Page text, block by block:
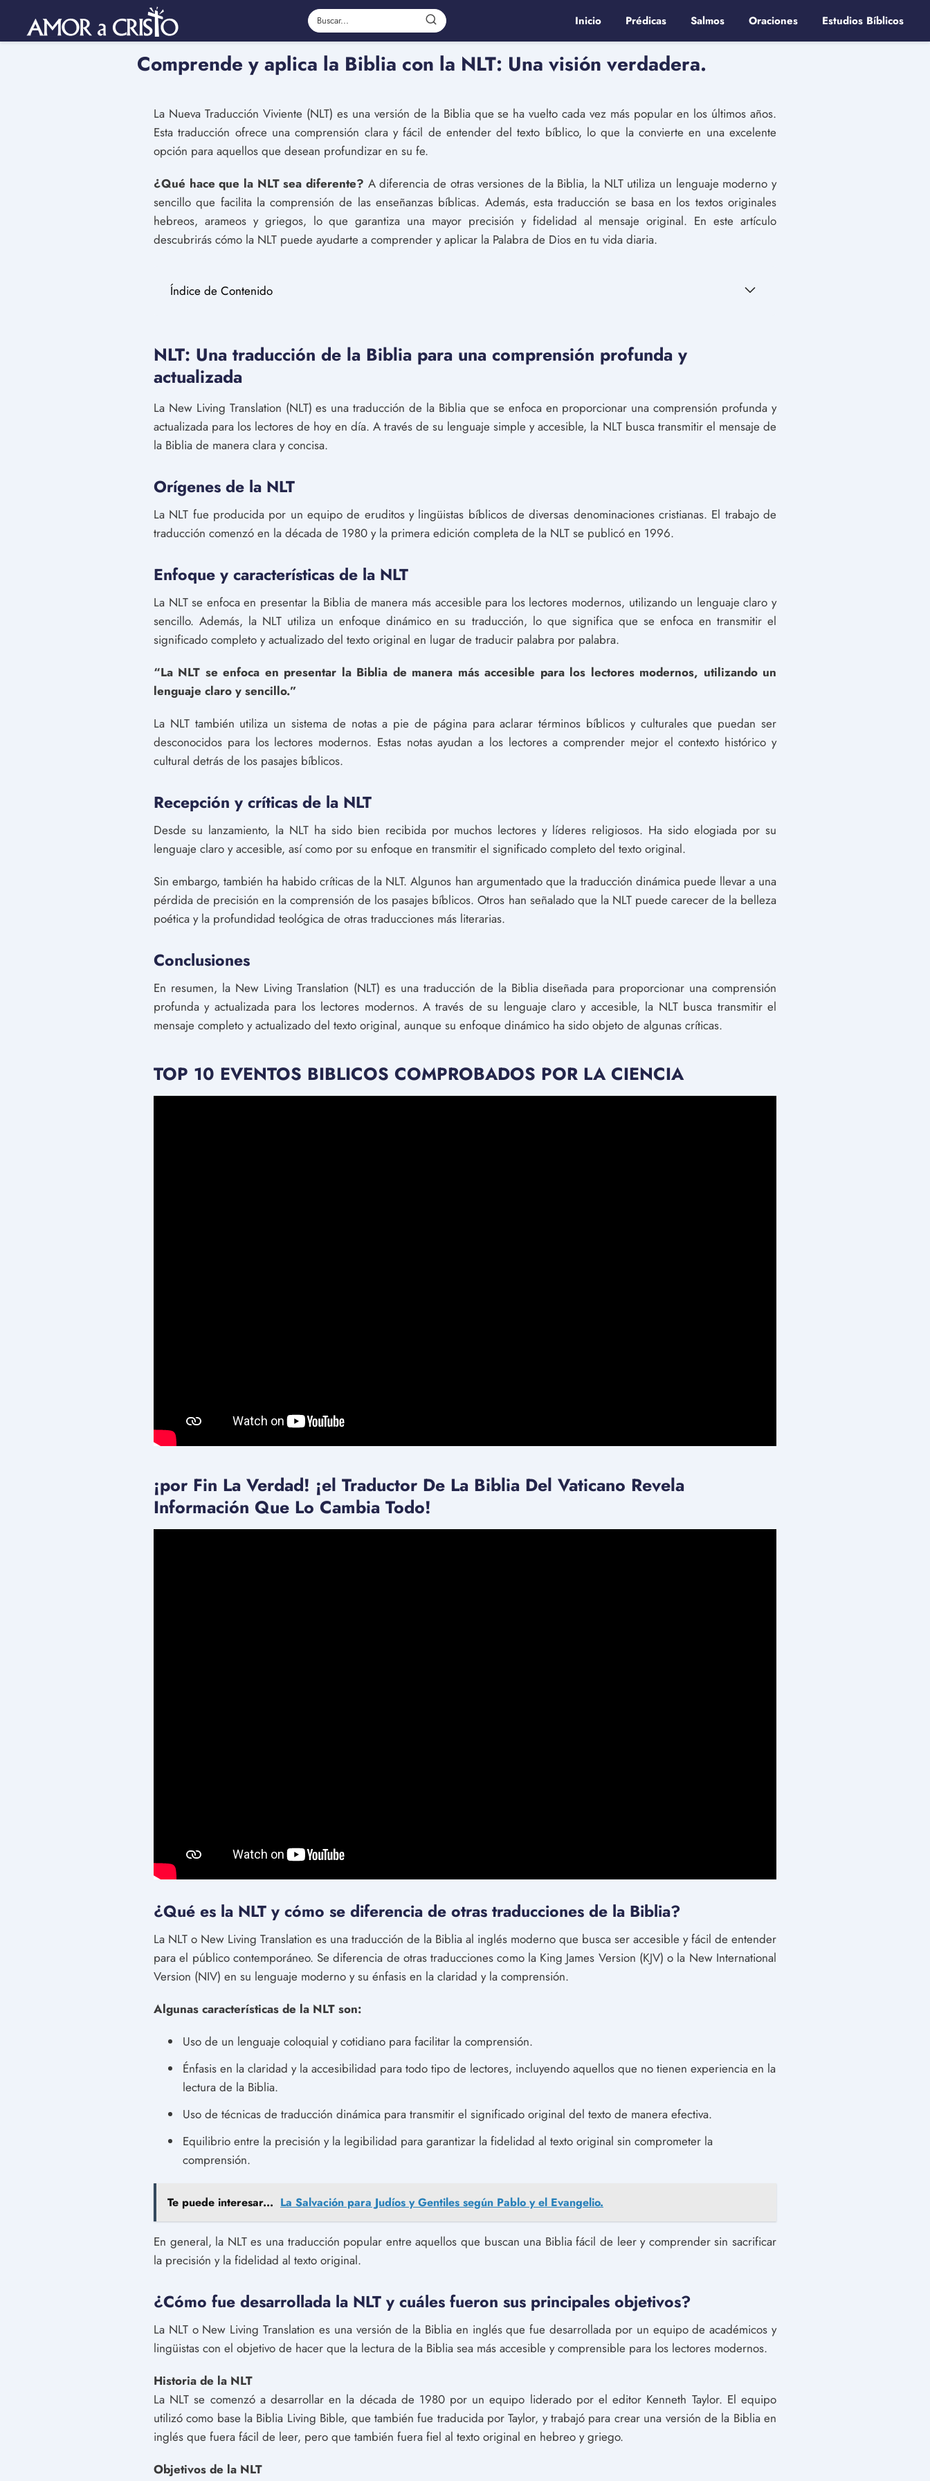
Inicio Prédicas Salmos Oraciones Estudios Bíblicos
Comprende y aplica la Biblia con la NLT: Una visión verdadera.
La Nueva Traducción Viviente (NLT) es una versión de la Biblia que se ha vuelto cada vez más popular en los últimos años.
Esta traducción ofrece una comprensión clara y fácil de entender del texto bíblico, lo que la convierte en una excelente
opción para aquellos que desean profundizar en su fe.
¿Qué hace que la NLT sea diferente? A diferencia de otras versiones de la Biblia, la NLT utiliza un lenguaje moderno y
sencillo que facilita la comprensión de las enseñanzas bíblicas. Además, esta traducción se basa en los textos originales
hebreos, arameos y griegos, lo que garantiza una mayor precisión y fidelidad al mensaje original. En este artículo
descubrirás cómo la NLT puede ayudarte a comprender y aplicar la Palabra de Dios en tu vida diaria.
Índice de Contenido
NLT: Una traducción de la Biblia para una comprensión profunda y
actualizada
La New Living Translation (NLT) es una traducción de la Biblia que se enfoca en proporcionar una comprensión profunda y
actualizada para los lectores de hoy en día. A través de su lenguaje simple y accesible, la NLT busca transmitir el mensaje de
la Biblia de manera clara y concisa.
Orígenes de la NLT
La NLT fue producida por un equipo de eruditos y lingüistas bíblicos de diversas denominaciones cristianas. El trabajo de
traducción comenzó en la década de 1980 y la primera edición completa de la NLT se publicó en 1996.
Enfoque y características de la NLT
La NLT se enfoca en presentar la Biblia de manera más accesible para los lectores modernos, utilizando un lenguaje claro y
sencillo. Además, la NLT utiliza un enfoque dinámico en su traducción, lo que significa que se enfoca en transmitir el
significado completo y actualizado del texto original en lugar de traducir palabra por palabra.
“La NLT se enfoca en presentar la Biblia de manera más accesible para los lectores modernos, utilizando un
lenguaje claro y sencillo.”
La NLT también utiliza un sistema de notas a pie de página para aclarar términos bíblicos y culturales que puedan ser
desconocidos para los lectores modernos. Estas notas ayudan a los lectores a comprender mejor el contexto histórico y
cultural detrás de los pasajes bíblicos.
Recepción y críticas de la NLT
Desde su lanzamiento, la NLT ha sido bien recibida por muchos lectores y líderes religiosos. Ha sido elogiada por su
lenguaje claro y accesible, así como por su enfoque en transmitir el significado completo del texto original.
Sin embargo, también ha habido críticas de la NLT. Algunos han argumentado que la traducción dinámica puede llevar a una
pérdida de precisión en la comprensión de los pasajes bíblicos. Otros han señalado que la NLT puede carecer de la belleza
poética y la profundidad teológica de otras traducciones más literarias.
Conclusiones
En resumen, la New Living Translation (NLT) es una traducción de la Biblia diseñada para proporcionar una comprensión
profunda y actualizada para los lectores modernos. A través de su lenguaje claro y accesible, la NLT busca transmitir el
mensaje completo y actualizado del texto original, aunque su enfoque dinámico ha sido objeto de algunas críticas.
TOP 10 EVENTOS BIBLICOS COMPROBADOS POR LA CIENCIA
¡por Fin La Verdad! ¡el Traductor De La Biblia Del Vaticano Revela
Información Que Lo Cambia Todo!
¿Qué es la NLT y cómo se diferencia de otras traducciones de la Biblia?
La NLT o New Living Translation es una traducción de la Biblia al inglés moderno que busca ser accesible y fácil de entender
para el público contemporáneo. Se diferencia de otras traducciones como la King James Version (KJV) o la New International
Version (NIV) en su lenguaje moderno y su énfasis en la claridad y la comprensión.
Algunas características de la NLT son:
Uso de un lenguaje coloquial y cotidiano para facilitar la comprensión.
Énfasis en la claridad y la accesibilidad para todo tipo de lectores, incluyendo aquellos que no tienen experiencia en la
lectura de la Biblia.
Uso de técnicas de traducción dinámica para transmitir el significado original del texto de manera efectiva.
Equilibrio entre la precisión y la legibilidad para garantizar la fidelidad al texto original sin comprometer la
comprensión.
Te puede interesar... La Salvación para Judíos y Gentiles según Pablo y el Evangelio.
En general, la NLT es una traducción popular entre aquellos que buscan una Biblia fácil de leer y comprender sin sacrificar
la precisión y la fidelidad al texto original.
¿Cómo fue desarrollada la NLT y cuáles fueron sus principales objetivos?
La NLT o New Living Translation es una versión de la Biblia en inglés que fue desarrollada por un equipo de académicos y
lingüistas con el objetivo de hacer que la lectura de la Biblia sea más accesible y comprensible para los lectores modernos.
Historia de la NLT
La NLT se comenzó a desarrollar en la década de 1980 por un equipo liderado por el editor Kenneth Taylor. El equipo
utilizó como base la Biblia Living Bible, que también fue traducida por Taylor, y trabajó para crear una versión de la Biblia en
inglés que fuera fácil de leer, pero que también fuera fiel al texto original en hebreo y griego.
Objetivos de la NLT